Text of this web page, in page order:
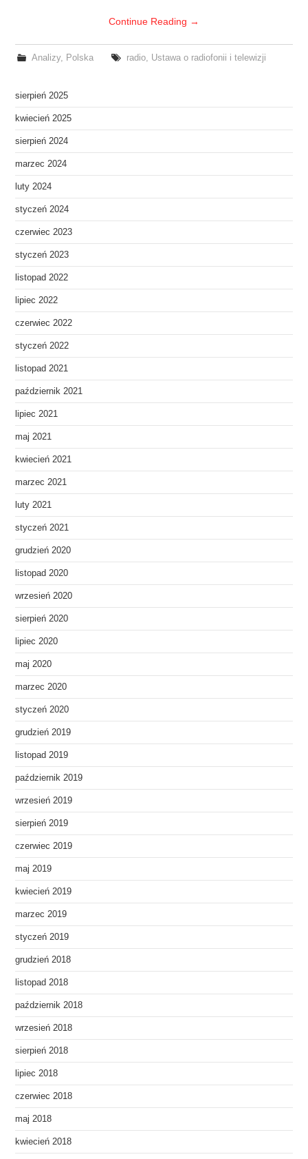
Continue Reading →
Analizy, Polska radio, Ustawa o radiofonii i telewizji
sierpień 2025
kwiecień 2025
sierpień 2024
marzec 2024
luty 2024
styczeń 2024
czerwiec 2023
styczeń 2023
listopad 2022
lipiec 2022
czerwiec 2022
styczeń 2022
listopad 2021
październik 2021
lipiec 2021
maj 2021
kwiecień 2021
marzec 2021
luty 2021
styczeń 2021
grudzień 2020
listopad 2020
wrzesień 2020
sierpień 2020
lipiec 2020
maj 2020
marzec 2020
styczeń 2020
grudzień 2019
listopad 2019
październik 2019
wrzesień 2019
sierpień 2019
czerwiec 2019
maj 2019
kwiecień 2019
marzec 2019
styczeń 2019
grudzień 2018
listopad 2018
październik 2018
wrzesień 2018
sierpień 2018
lipiec 2018
czerwiec 2018
maj 2018
kwiecień 2018